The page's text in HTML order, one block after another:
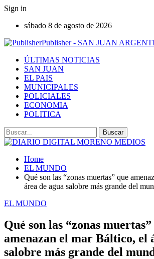
Sign in
sábado 8 de agosto de 2026
Publisher - SAN JUAN
ÚLTIMAS NOTICIAS
SAN JUAN
EL PAIS
MUNICIPALES
POLICIALES
ECONOMIA
POLITICA
Home
EL MUNDO
Qué son las “zonas muertas” que
área de agua salobre más grande del
EL MUNDO
Qué son las “zonas muertas”
amenazan el mar Báltico, el
salobre más grande del